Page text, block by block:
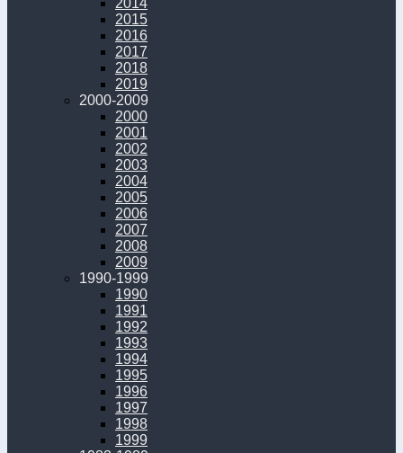
2014
2015
2016
2017
2018
2019
2000-2009
2000
2001
2002
2003
2004
2005
2006
2007
2008
2009
1990-1999
1990
1991
1992
1993
1994
1995
1996
1997
1998
1999